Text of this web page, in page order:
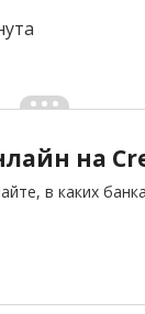
на
в каких